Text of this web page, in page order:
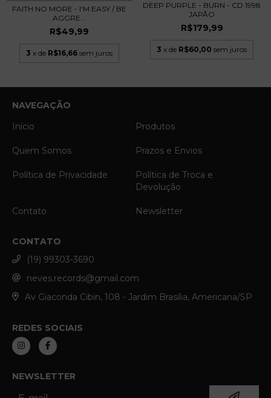
FAITH NO MORE - I'M EASY / BE
AGGRE...
R$49,99
3 x de R$16,66 sem juros
DEEP PURPLE - BURN - CD 1998
JAPÃO
R$179,99
3 x de R$60,00 sem juros
NAVEGAÇÃO
Início
Produtos
Quem Somos Prazos e Envios
Política de Privacidade
Política de Troca e
Devolução
Contato Newsletter
CONTATO
(19) 99303-3690
neves.records@gmail.com
Av Giaconda Cibin, 108 - Jardim Brasilia, Americana/SP
REDES SOCIAIS
NEWSLETTER